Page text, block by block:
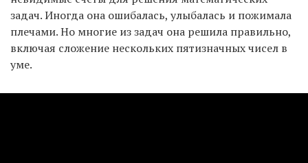
задач. Иногда она ошибалась, улыбалась и пожимала
плечами. Но многие из задач она решила правильно,
включая сложение нескольких пятизначных чисел в
уме.